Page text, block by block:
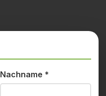
Nachname *